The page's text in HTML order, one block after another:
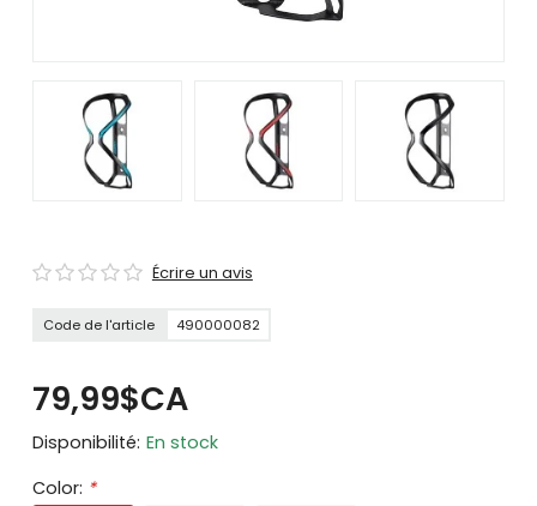
Écrire un avis
Code de l'article 490000082
79,99$CA
Disponibilité: En stock
Color: *